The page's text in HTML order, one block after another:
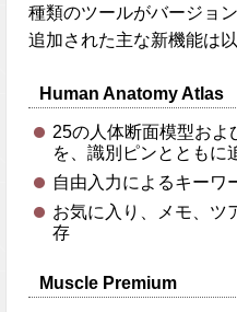
種類のツールがバージョ
追加された主な新機能は
Human Anatomy Atlas
25の人体断面模型およ
を、識別ピンとともに
自由入力によるキーワ
お気に入り、メモ、ツ
存
Muscle Premium